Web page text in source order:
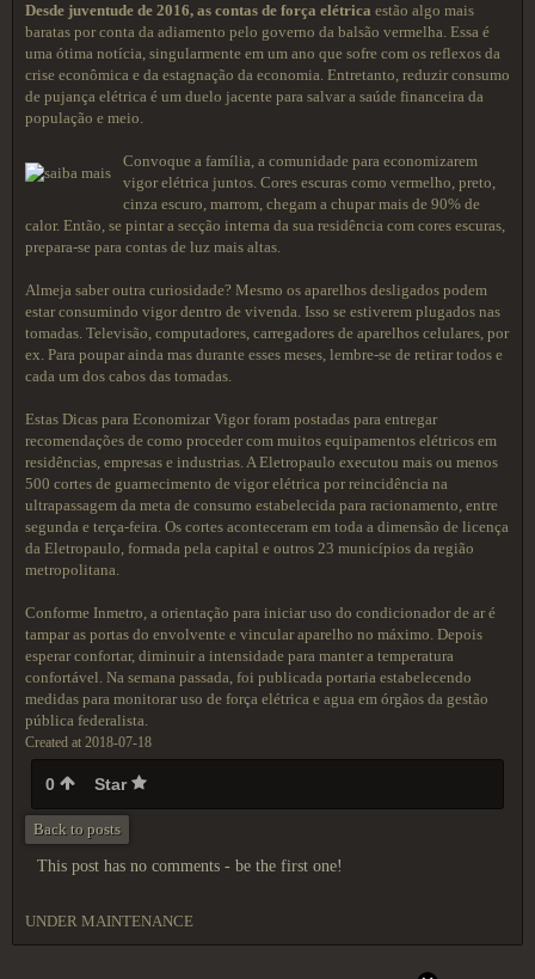
Desde juventude de 2016, as contas de força elétrica estão algo mais
baratas por conta da adiamento pelo governo da balsão vermelha. Essa é
uma ótima notícia, singularmente em um ano que sofre com os reflexos da
crise econômica e da estagnação da economia. Entretanto, reduzir consumo
de pujança elétrica é um duelo jacente para salvar a saúde financeira da
população e meio.
Convoque a família, a comunidade para economizarem
vigor elétrica juntos. Cores escuras como vermelho, preto,
cinza escuro, marrom, chegam a chupar mais de 90% de
calor. Então, se pintar a secção interna da sua residência com cores escuras,
prepara-se para contas de luz mais altas.
Almeja saber outra curiosidade? Mesmo os aparelhos desligados podem
estar consumindo vigor dentro de vivenda. Isso se estiverem plugados nas
tomadas. Televisão, computadores, carregadores de aparelhos celulares, por
ex. Para poupar ainda mas durante esses meses, lembre-se de retirar todos e
cada um dos cabos das tomadas.
Estas Dicas para Economizar Vigor foram postadas para entregar
recomendações de como proceder com muitos equipamentos elétricos em
residências, empresas e industrias. A Eletropaulo executou mais ou menos
500 cortes de guarnecimento de vigor elétrica por reincidência na
ultrapassagem da meta de consumo estabelecida para racionamento, entre
segunda e terça-feira. Os cortes aconteceram em toda a dimensão de licença
da Eletropaulo, formada pela capital e outros 23 municípios da região
metropolitana.
Conforme Inmetro, a orientação para iniciar uso do condicionador de ar é
tampar as portas do envolvente e vincular aparelho no máximo. Depois
esperar confortar, diminuir a intensidade para manter a temperatura
confortável. Na semana passada, foi publicada portaria estabelecendo
medidas para monitorar uso de força elétrica e agua em órgãos da gestão
pública federalista.
Created at 2018-07-18
0 Star
Back to posts
This post has no comments - be the first one!
UNDER MAINTENANCE